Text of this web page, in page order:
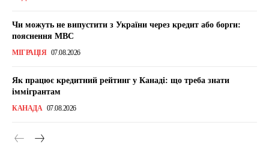
Чи можуть не випустити з України через кредит або борги:
пояснення МВС
МІГРАЦІЯ 07.08.2026
Як працює кредитний рейтинг у Канаді: що треба знати
іммігрантам
КАНАДА 07.08.2026